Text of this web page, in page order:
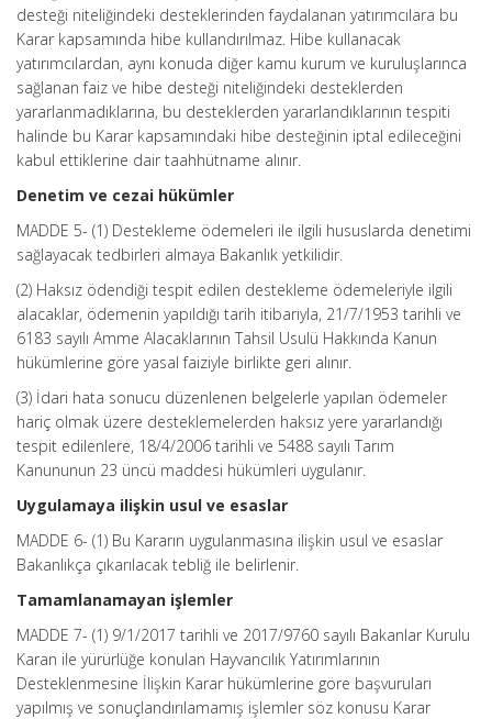
desteği niteliğindeki desteklerinden faydalanan yatırımcılara bu
Karar kapsamında hibe kullandırılmaz. Hibe kullanacak
yatırımcılardan, aynı konuda diğer kamu kurum ve kuruluşlarınca
sağlanan faiz ve hibe desteği niteliğindeki desteklerden
yararlanmadıklarına, bu desteklerden yararlandıklarının tespiti
halinde bu Karar kapsamındaki hibe desteğinin iptal edileceğini
kabul ettiklerine dair taahhütname alınır.
Denetim ve cezai hükümler
MADDE 5- (1) Destekleme ödemeleri ile ilgili hususlarda denetimi
sağlayacak tedbirleri almaya Bakanlık yetkilidir.
(2) Haksız ödendiği tespit edilen destekleme ödemeleriyle ilgili
alacaklar, ödemenin yapıldığı tarih itibarıyla, 21/7/1953 tarihli ve
6183 sayılı Amme Alacaklarının Tahsil Usulü Hakkında Kanun
hükümlerine göre yasal faiziyle birlikte geri alınır.
(3) İdari hata sonucu düzenlenen belgelerle yapılan ödemeler
hariç olmak üzere desteklemelerden haksız yere yararlandığı
tespit edilenlere, 18/4/2006 tarihli ve 5488 sayılı Tarım
Kanununun 23 üncü maddesi hükümleri uygulanır.
Uygulamaya ilişkin usul ve esaslar
MADDE 6- (1) Bu Kararın uygulanmasına ilişkin usul ve esaslar
Bakanlıkça çıkarılacak tebliğ ile belirlenir.
Tamamlanamayan işlemler
MADDE 7- (1) 9/1/2017 tarihli ve 2017/9760 sayılı Bakanlar Kurulu
Karan ile yürürlüğe konulan Hayvancılık Yatırımlarının
Desteklenmesine İlişkin Karar hükümlerine göre başvuruları
yapılmış ve sonuçlandırılamamış işlemler söz konusu Karar